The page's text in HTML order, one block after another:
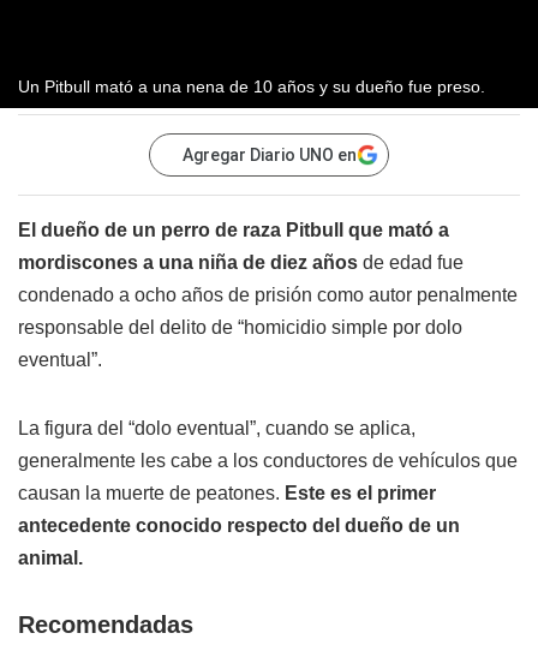
Un Pitbull mató a una nena de 10 años y su dueño fue preso.
Agregar Diario UNO en
El dueño de un perro de raza Pitbull que mató a
mordiscones a una niña de diez años de edad fue
condenado a ocho años de prisión como autor penalmente
responsable del delito de “homicidio simple por dolo
eventual”.
La figura del “dolo eventual”, cuando se aplica,
generalmente les cabe a los conductores de vehículos que
causan la muerte de peatones. Este es el primer
antecedente conocido respecto del dueño de un
animal.
Recomendadas